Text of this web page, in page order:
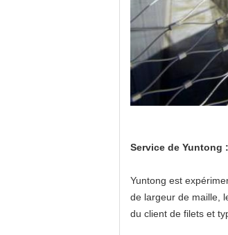
Service de Yuntong :
Yuntong est
de largeur de maille,
du client de filets et